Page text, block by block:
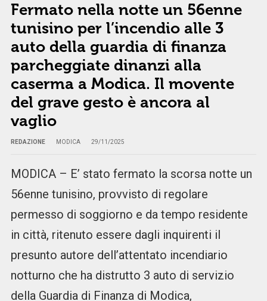
Fermato nella notte un 56enne
tunisino per l’incendio alle 3
auto della guardia di finanza
parcheggiate dinanzi alla
caserma a Modica. Il movente
del grave gesto è ancora al
vaglio
REDAZIONE MODICA 29/11/2025
MODICA – E’ stato fermato la scorsa notte un
56enne tunisino, provvisto di regolare
permesso di soggiorno e da tempo residente
in città, ritenuto essere dagli inquirenti il
presunto autore dell’attentato incendiario
notturno che ha distrutto 3 auto di servizio
della Guardia di Finanza di Modica,